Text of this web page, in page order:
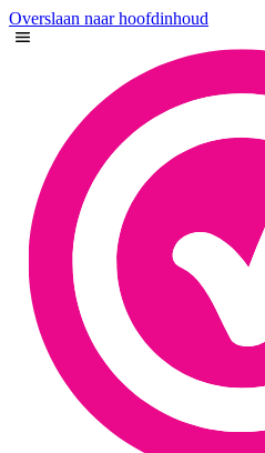
Overslaan naar hoofdinhoud